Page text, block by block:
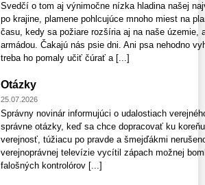
Svedčí o tom aj výnimočne nízka hladina našej
po krajine, plamene pohlcujúce mnoho miest na
času, kedy sa požiare rozšíria aj na naše územie,
armádou. Čakajú nás psie dni. Ani psa nehodno
treba ho pomaly učiť čúrať a [...]
Otázky
25.07.2026
Správny novinár informujúci o udalostiach
správne otázky, keď sa chce dopracovať ku
verejnosť, túžiacu po pravde a šmejďákmi
verejnoprávnej televízie vycítil zápach možnej
falošných kontrolórov [...]